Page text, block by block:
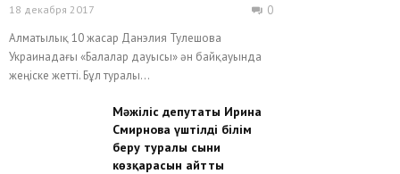
18 декабря 2017
0
Алматылық 10 жасар Данэлия Тулешова
Украинадағы «Балалар дауысы» ән байқауында
жеңіске жетті. Бұл туралы...
Мәжіліс депутаты Ирина
Смирнова үштілді білім
беру туралы сыни
көзқарасын айтты